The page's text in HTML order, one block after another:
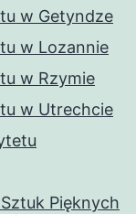
w Getyndze
w Lozannie
w Rzymie
w Utrechcie
Pięknych